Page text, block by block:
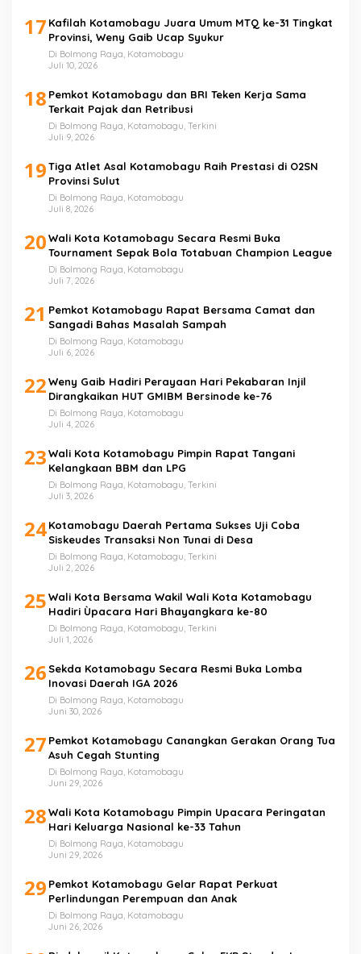
17 Kafilah Kotamobagu Juara Umum MTQ ke-31 Tingkat
Provinsi, Weny Gaib Ucap Syukur
Di Bolmong Raya, Kotamobagu
Juli 10, 2026
18 Pemkot Kotamobagu dan BRI Teken Kerja Sama
Terkait Pajak dan Retribusi
Di Bolmong Raya, Kotamobagu, Terkini
Juli 9, 2026
19Tiga Atlet Asal Kotamobagu Raih Prestasi di O2SN
Provinsi Sulut
Di Bolmong Raya, Kotamobagu
Juli 8, 2026
20Wali Kota Kotamobagu Secara Resmi Buka
Tournament Sepak Bola Totabuan Champion League
Di Bolmong Raya, Kotamobagu
Juli 7, 2026
21 Pemkot Kotamobagu Rapat Bersama Camat dan
Sangadi Bahas Masalah Sampah
Di Bolmong Raya, Kotamobagu
Juli 6, 2026
22Weny Gaib Hadiri Perayaan Hari Pekabaran Injil
Dirangkaikan HUT GMIBM Bersinode ke-76
Di Bolmong Raya, Kotamobagu
Juli 4, 2026
23Wali Kota Kotamobagu Pimpin Rapat Tangani
Kelangkaan BBM dan LPG
Di Bolmong Raya, Kotamobagu, Terkini
Juli 3, 2026
24Kotamobagu Daerah Pertama Sukses Uji Coba
Siskeudes Transaksi Non Tunai di Desa
Di Bolmong Raya, Kotamobagu, Terkini
Juli 2, 2026
25Wali Kota Bersama Wakil Wali Kota Kotamobagu
Hadiri Ùpacara Hari Bhayangkara ke-80
Di Bolmong Raya, Kotamobagu, Terkini
Juli 1, 2026
26 Sekda Kotamobagu Secara Resmi Buka Lomba
Inovasi Daerah IGA 2026
Di Bolmong Raya, Kotamobagu
Juni 30, 2026
27 Pemkot Kotamobagu Canangkan Gerakan Orang Tua
Asuh Cegah Stunting
Di Bolmong Raya, Kotamobagu
Juni 29, 2026
28Wali Kota Kotamobagu Pimpin Upacara Peringatan
Hari Keluarga Nasional ke-33 Tahun
Di Bolmong Raya, Kotamobagu
Juni 29, 2026
29 Pemkot Kotamobagu Gelar Rapat Perkuat
Perlindungan Perempuan dan Anak
Di Bolmong Raya, Kotamobagu
Juni 26, 2026